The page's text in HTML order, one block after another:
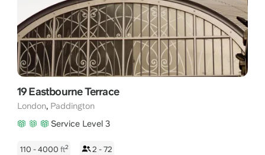
19 Eastbourne Terrace
London, Paddington
Service Level 3
110 - 4000 ft2 2 - 72